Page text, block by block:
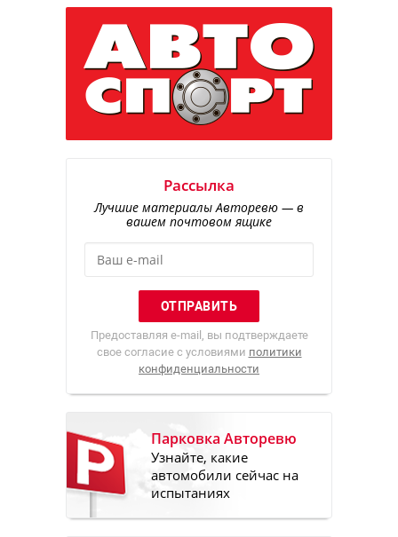
Рассылка
Лучшие материалы Авторевю — в
вашем почтовом ящике
Предоставляя e-mail, вы подтверждаете
свое согласие с условиями политики
конфиденциальности
Парковка Авторевю
Узнайте, какие
автомобили сейчас на
испытаниях